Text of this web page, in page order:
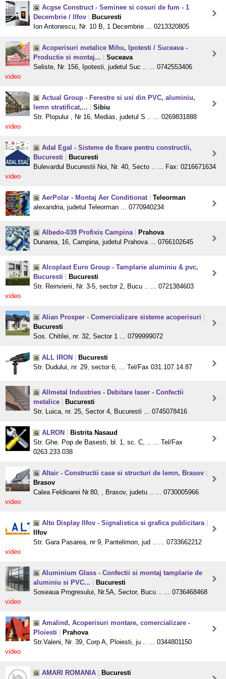
Acgse Construct - Seminee si cosuri de fum - 1
Decembrie / Ilfov
Bucuresti
Ion Antonescu, Nr. 10 B, 1 Decembrie ... 0213320805
Acoperisuri metalice Mihu, Ipotesti / Suceava -
Productie si montaj...
Suceava
Seliste, Nr. 156, Ipotesti, judetul Suc .. ... 0742553406
video
Actual Group - Ferestre si usi din PVC, aluminiu,
lemn stratificat,...
Sibiu
Str. Plopului , Nr 16, Medias, judetul S .. ... 0269831888
video
Adal Egal - Sisteme de fixare pentru constructii,
Bucuresti
Bucuresti
Bulevardul Bucurestii Noi, Nr. 40, Secto .. ... Fax: 0216671634
video
AerPolar - Montaj Aer Conditionat
Teleorman
alexandria, judetul Teleorman ... 0770940234
Albedo-039 Profixis Campina
Prahova
Dunarea, 16, Campina, judetul Prahova ... 0766102645
Alcoplast Euro Group - Tamplarie aluminiu & pvc,
Bucuresti
Bucuresti
Str. Reinvierii, Nr. 3-5, sector 2, Bucu .. ... 0721384603
video
Alian Prosper - Comercializare sisteme acoperisuri
Bucuresti
Sos. Chitilei, nr. 32, Sector 1 ... 0799999072
ALL IRON
Bucuresti
Str. Dudului, nr. 29, sector 6, ... Tel/Fax 031.107.14.87
Allmetal Industries - Debitare laser - Confectii
metalice
Bucuresti
Str. Luica, nr. 25, Sector 4, Bucuresti ... 0745078416
ALRON
Bistrita Nasaud
Str. Ghe. Pop de Basesti, bl. 1, sc. C, .. ... Tel/Fax
0263.233.038
Altair - Constructii case si structuri de lemn, Brasov
Brasov
Calea Feldioarei Nr.80, , Brasov, judetu .. ... 0730005966
video
Alto Display Ilfov - Signalistica si grafica publicitara
Ilfov
Str. Gara Pasarea, nr 9, Pantelimon, jud .. ... 0733662212
video
Aluminium Glass - Confectii si montaj tamplarie de
aluminiu si PVC...
Bucuresti
Soseaua Progresului, Nr.5A, Sector, Bucu .. ... 0736468468
video
Amalind, Acoperisuri montare, comercializare -
Ploiesti
Prahova
Str.Valeni, Nr. 39, Corp A, Ploiesti, ju .. ... 0344801150
video
AMARI ROMANIA
Bucuresti